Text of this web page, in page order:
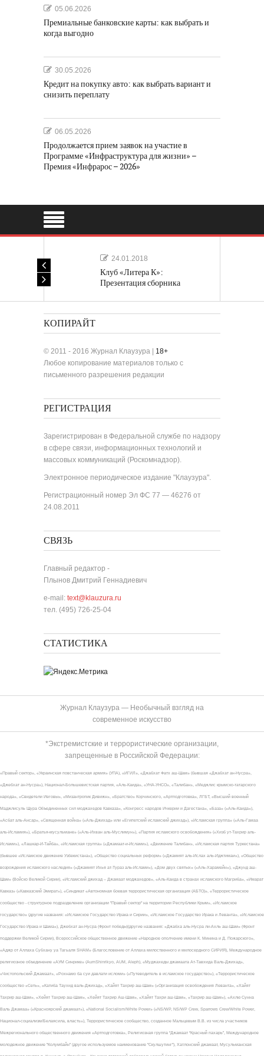
05.06.2026
Премиальные банковские карты: как выбрать и
когда выгодно
30.05.2026
Кредит на покупку авто: как выбрать вариант и
снизить переплату
06.05.2026
Продолжается прием заявок на участие в
Программе «Инфраструктура для жизни» –
Премия «Инфрарос – 2026»
24.01.2018
Клуб «Литера К»:
Презентация сборника
КОПИРАЙТ
© 2011 - 2016 Журнал Клаузура | 18+
Любое копирование материалов только с
письменного разрешения редакции
РЕГИСТРАЦИЯ
Зарегистрирован в Федеральной службе по надзору
в сфере связи, информационных технологий и
массовых коммуникаций (Роскомнадзор).
Электронное периодическое издание "Клаузура".
Регистрационный номер Эл ФС 77 — 46276 от
24.08.2011
СВЯЗЬ
Главный редактор -
Плынов Дмитрий Геннадиевич
e-mail: text@klauzura.ru
тел. (495) 726-25-04
СТАТИСТИКА
Журнал Клаузура — Необычный взгляд на
современное искусство
*Экстремистские и террористические организации,
запрещенные в Российской Федерации:
«Правый сектор», «Украинская повстанческая армия» (УПА), «ИГИЛ», «Джабхат Фатх аш-Шам» (бывшая «Джабхат ан-Нусра»,
«Джебхат ан-Нусра»), Национал-Большевистская партия, «Аль-Каида», «УНА-УНСО», «Талибан», «Меджлис крымско-татарского
народа», «Свидетели Иеговы», «Мизантропик Дивижн», «Братство» Корчинского, «Артподготовка», ЛГБТ, «Высший военный
Маджлисуль Шура Объединенных сил моджахедов Кавказа», «Конгресс народов Ичкерии и Дагестана», «База» («Аль-Каида»),
«Асбат аль-Ансар», «Священная война» («Аль-Джихад» или «Египетский исламский джихад»), «Исламская группа» («Аль-Гамаа
аль-Исламия»), «Братья-мусульмане» («Аль-Ихван аль-Муслимун»), «Партия исламского освобождения» («Хизб ут-Тахрир аль-
Ислами»), «Лашкар-И-Тайба», «Исламская группа» («Джамаат-и-Ислами»), «Движение Талибан», «Исламская партия Туркестана»
(бывшее «Исламское движение Узбекистана»), «Общество социальных реформ» («Джамият аль-Ислах аль-Иджтимаи»), «Общество
возрождения исламского наследия» («Джамият Ихья ат-Тураз аль-Ислами»), «Дом двух святых» («Аль-Харамейн»), «Джунд аш-
Шам» (Войско Великой Сирии), «Исламский джихад – Джамаат моджахедов», «Аль-Каида в странах исламского Магриба», «Имарат
Кавказ» («Кавказский Эмират»), «Синдикат «Автономная боевая террористическая организация (АБТО)», «Террористическое
сообщество - структурное подразделение организации "Правый сектор" на территории Республики Крым», «Исламское
государство» (другие названия: «Исламское Государство Ирака и Сирии», «Исламское Государство Ирака и Леванта», «Исламское
Государство Ирака и Шама»), Джебхат ан-Нусра (Фронт победы)(другие названия: «Джабха аль-Нусра ли-Ахль аш-Шам» (Фронт
поддержки Великой Сирии), Всероссийское общественное движение «Народное ополчение имени К. Минина и Д. Пожарского»,
«Аджр от Аллаха Субхану уа Тагьаля SHAM» (Благословение от Аллаха милоственного и милосердного СИРИЯ), Международное
религиозное объединение «АУМ Синрике» (AumShinrikyo, AUM, Aleph), «Муджахеды джамаата Ат-Тавхида Валь-Джихад»,
«Чистопольский Джамаат», «Рохнамо ба суи давлати исломи» («Путеводитель в исламское государство»), «Террористическое
сообщество «Сеть», «Катиба Таухид валь-Джихад», «Хайят Тахрир аш-Шам» («Организация освобождения Леванта», «Хайят
Тахрир аш-Шам», «Хейят Тахрир аш-Шам», «Хейят Тахрир Аш-Шам», «Хайят Тахри аш-Шам», «Тахрир аш-Шам»), «Ахлю Сунна
Валь Джамаа» («Красноярский джамаат»), «National Socialism/White Power» («NS/WP, NS/WP Crew, Sparrows Crew/White Power,
Национал-социализм/Белаясила, власть»), Террористическое сообщество, созданное Мальцевым В.В. из числа участников
Межрегионального общественного движения «Артподготовка», Религиозная группа “Джамаат “Красный пахарь”, Международное
молодежное движение "Колумбайн" (другое используемое наименование "Скулшутинг"), Хатлонский джамаат, Мусульманская